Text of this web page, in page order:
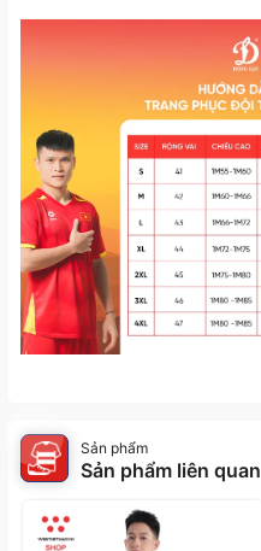
Sản phẩm
Sản phẩm liên quan